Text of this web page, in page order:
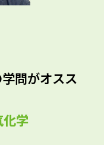
問がオスス
学